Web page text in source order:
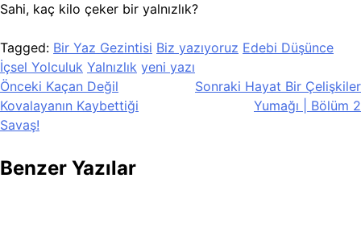
Sahi, kaç kilo çeker bir yalnızlık?
Tagged: Bir Yaz Gezintisi Biz yazıyoruz Edebi Düşünce
İçsel Yolculuk Yalnızlık yeni yazı
Yazı
gezinmesi
Önceki Kaçan Değil
Kovalayanın Kaybettiği
Savaş!
Sonraki Hayat Bir Çelişkiler
Yumağı | Bölüm 2
Benzer Yazılar